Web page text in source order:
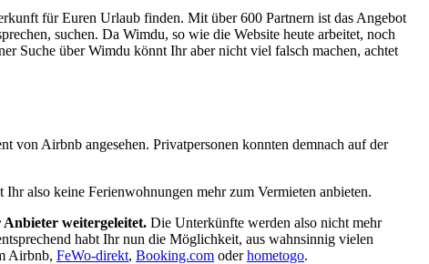
für Euren Urlaub finden. Mit über 600 Partnern ist das Angebot
suchen. Da Wimdu, so wie die Website heute arbeitet, noch
Suche über Wimdu könnt Ihr aber nicht viel falsch machen, achtet
Airbnb angesehen. Privatpersonen konnten demnach auf der
also keine Ferienwohnungen mehr zum Vermieten anbieten.
Anbieter weitergeleitet. Die Unterkünfte werden also nicht mehr
habt Ihr nun die Möglichkeit, aus wahnsinnig vielen
Airbnb, FeWo-direkt, Booking.com oderhometogo.